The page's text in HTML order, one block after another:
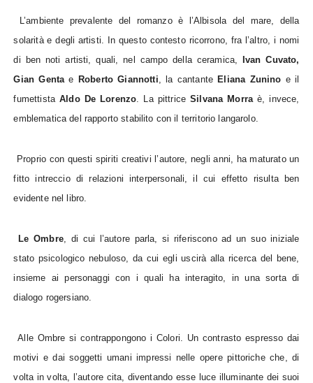
L’ambiente prevalente del romanzo è l’Albisola del mare, della
solarità e degli artisti. In questo contesto ricorrono, fra l’altro, i nomi
di ben noti artisti, quali, nel campo della ceramica,
Ivan Cuvato,
Gian Genta e Roberto Giannotti , la cantante Eliana Zunino e il
fumettistaAldo De Lorenzo . La pittriceSilvana Morra è, invece,
emblematica del rapporto stabilito con il territorio langarolo.
Proprio con questi spiriti creativi l’autore, negli anni, ha maturato un
fitto intreccio di relazioni interpersonali, il cui effetto risulta ben
evidente nel libro.
Le Ombre, di cui l’autore parla, si riferiscono ad un suo iniziale
stato psicologico nebuloso, da cui egli uscirà alla ricerca del bene,
insieme ai personaggi con i quali ha interagito, in una sorta di
dialogo rogersiano.
Alle Ombre si contrappongono i Colori. Un contrasto espresso dai
motivi e dai soggetti umani impressi nelle opere pittoriche che, di
volta in volta, l’autore cita, diventando esse luce illuminante dei suoi